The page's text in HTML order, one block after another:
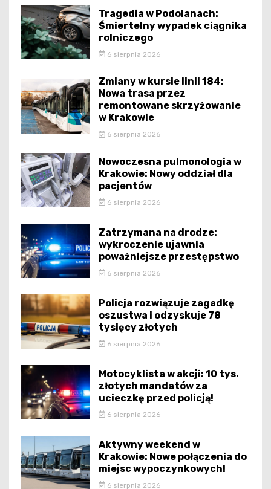
Tragedia w Podolanach:
Śmiertelny wypadek ciągnika
rolniczego
6 sierpnia 2026
Zmiany w kursie linii 184:
Nowa trasa przez
remontowane skrzyżowanie
w Krakowie
6 sierpnia 2026
Nowoczesna pulmonologia w
Krakowie: Nowy oddział dla
pacjentów
6 sierpnia 2026
Zatrzymana na drodze:
wykroczenie ujawnia
poważniejsze przestępstwo
6 sierpnia 2026
Policja rozwiązuje zagadkę
oszustwa i odzyskuje 78
tysięcy złotych
6 sierpnia 2026
Motocyklista w akcji: 10 tys.
złotych mandatów za
ucieczkę przed policją!
6 sierpnia 2026
Aktywny weekend w
Krakowie: Nowe połączenia do
miejsc wypoczynkowych!
6 sierpnia 2026